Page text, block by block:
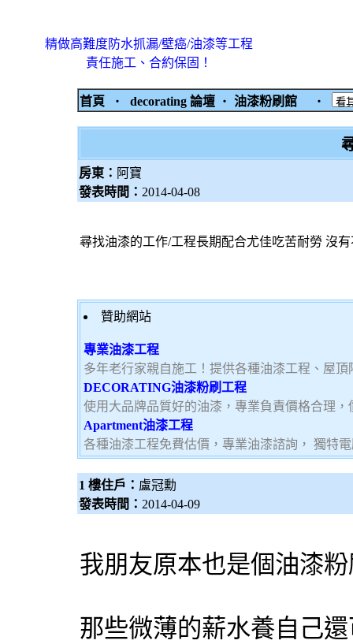
精做高難度防水抓漏/壁癌/油漆等工程
責任施工、合約保固！
首頁 ‧ decorating 論壇 ‧ 油漆粉刷館 ‧
房東： 阿寶
發表時間： 2014-04-08
尋找油漆的工作/工程長期配合尤佳吃苦耐勞 沒
贊助網站
專業油漆工程
多年老行家親自施工！提供各種油漆工程、屋
DECORATING油漆粉刷工程
使用大品牌品質好的油漆，專業負責價格合理
Apartment油漆工程
各種油漆工程免費估價，專業油漆諮詢， 獨特
1 樓住戶： 盧冠勳
發表時間： 2014-04-09
我朋友原本也是個油漆
那些微薄的薪水養自己